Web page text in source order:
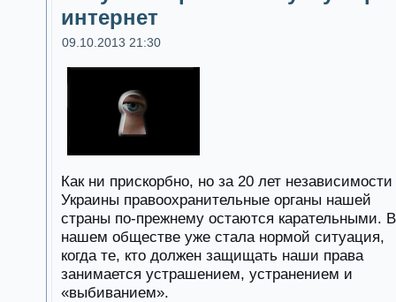
интернет
09.10.2013 21:30
Как ни прискорбно, но за 20 лет независимости
Украины правоохранительные органы нашей
страны по-прежнему остаются карательными. В
нашем обществе уже стала нормой ситуация,
когда те, кто должен защищать наши права
занимается устрашением, устранением и
«выбиванием».